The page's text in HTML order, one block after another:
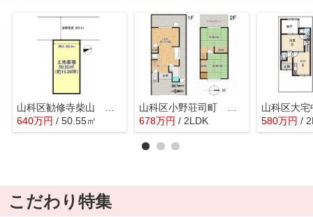
640万円 / 50.55㎡
678万円 / 2LDK 580万円 /
こだわり特集